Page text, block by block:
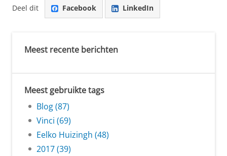
Deel dit Facebook LinkedIn
Meest recente berichten
Meest gebruikte tags
Blog (87)
Vinci (69)
Eelko Huizingh (48)
2017 (39)